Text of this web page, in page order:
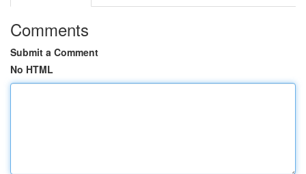
Comments
Submit a Comment
No HTML